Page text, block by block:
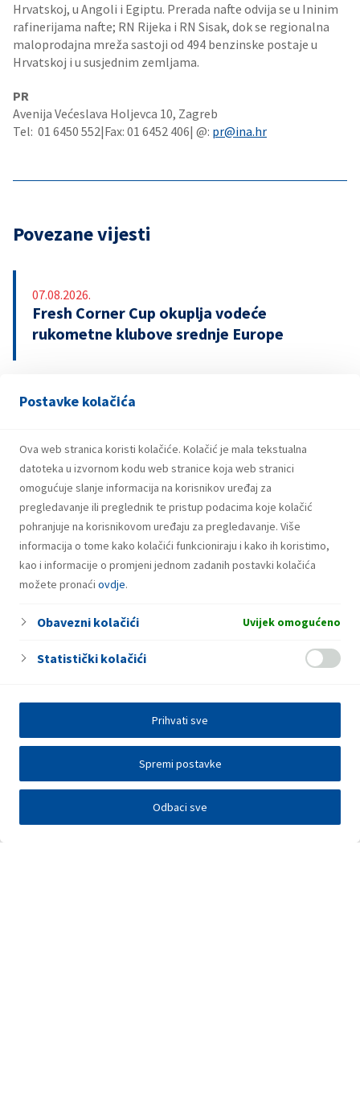
Postavke kolačića
Ova web stranica koristi kolačiće. Kolačić je mala tekstualna
datoteka u izvornom kodu web stranice koja web stranici
omogućuje slanje informacija na korisnikov uređaj za
pregledavanje ili preglednik te pristup podacima koje kolačić
pohranjuje na korisnikovom uređaju za pregledavanje. Više
informacija o tome kako kolačići funkcioniraju i kako ih koristimo,
kao i informacije o promjeni jednom zadanih postavki kolačića
možete pronaći ovdje.
Obavezni kolačići Uvijek omogućeno
Statistički kolačići
Odbaci sve
Spremi postavke
Prihvati sve
Hrvatskoj, u Angoli i Egiptu. Prerada nafte odvija se u Ininim
rafinerijama nafte; RN Rijeka i RN Sisak, dok se regionalna
maloprodajna mreža sastoji od 494 benzinske postaje u
Hrvatskoj i u susjednim zemljama.
PR
Avenija Većeslava Holjevca 10, Zagreb
Tel: 01 6450 552|Fax: 01 6452 406| @: pr@ina.hr
Povezane vijesti
07.08.2026.
Fresh Corner Cup okuplja vodeće
rukometne klubove srednje Europe
29.07.2026.
prvom polugodištu 2026.